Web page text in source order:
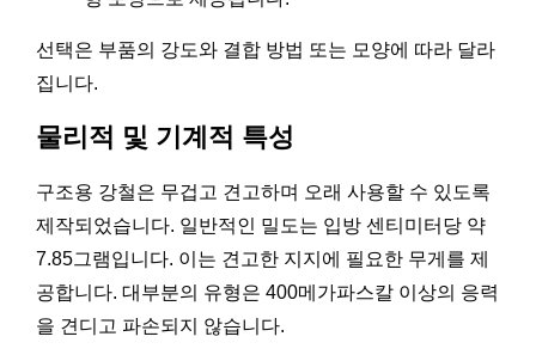
선택은 부품의 강도와 결합 방법 또는 모양에 따라 달라
집니다.
물리적 및 기계적 특성
구조용 강철은 무겁고 견고하며 오래 사용할 수 있도록
제작되었습니다. 일반적인 밀도는 입방 센티미터당 약
7.85그램입니다. 이는 견고한 지지에 필요한 무게를 제
공합니다. 대부분의 유형은 400메가파스칼 이상의 응력
을 견디고 파손되지 않습니다.